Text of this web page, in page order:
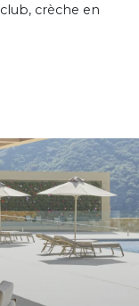
crèche en